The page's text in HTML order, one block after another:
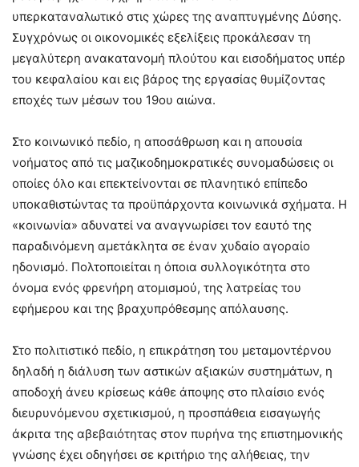
υπερκαταναλωτικό στις χώρες της αναπτυγμένης Δύσης.
Συγχρόνως οι οικονομικές εξελίξεις προκάλεσαν τη
μεγαλύτερη ανακατανομή πλούτου και εισοδήματος υπέρ
του κεφαλαίου και εις βάρος της εργασίας θυμίζοντας
εποχές των μέσων του 19ου αιώνα.
Στο κοινωνικό πεδίο, η αποσάθρωση και η απουσία
νοήματος από τις μαζικοδημοκρατικές συνομαδώσεις οι
οποίες όλο και επεκτείνονται σε πλανητικό επίπεδο
υποκαθιστώντας τα προϋπάρχοντα κοινωνικά σχήματα. Η
«κοινωνία» αδυνατεί να αναγνωρίσει τον εαυτό της
παραδινόμενη αμετάκλητα σε έναν χυδαίο αγοραίο
ηδονισμό. Πολτοποιείται η όποια συλλογικότητα στο
όνομα ενός φρενήρη ατομισμού, της λατρείας του
εφήμερου και της βραχυπρόθεσμης απόλαυσης.
Στο πολιτιστικό πεδίο, η επικράτηση του μεταμοντέρνου
δηλαδή η διάλυση των αστικών αξιακών συστημάτων, η
αποδοχή άνευ κρίσεως κάθε άποψης στο πλαίσιο ενός
διευρυνόμενου σχετικισμού, η προσπάθεια εισαγωγής
άκριτα της αβεβαιότητας στον πυρήνα της επιστημονικής
γνώσης έχει οδηγήσει σε κριτήριο της αλήθειας, την